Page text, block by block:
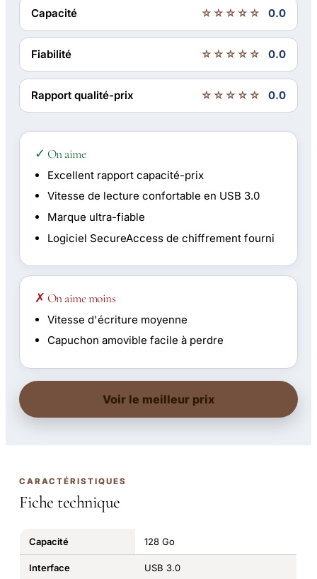
Capacité ☆☆☆☆☆ 0.0
Fiabilité ☆☆☆☆☆ 0.0
Rapport qualité-prix ☆☆☆☆☆ 0.0
✓ On aime
Excellent rapport capacité-prix
Vitesse de lecture confortable en USB 3.0
Marque ultra-fiable
Logiciel SecureAccess de chiffrement fourni
✗ On aime moins
Vitesse d'écriture moyenne
Capuchon amovible facile à perdre
Voir le meilleur prix
CARACTÉRISTIQUES
Fiche technique
Capacité 128 Go
Interface USB 3.0